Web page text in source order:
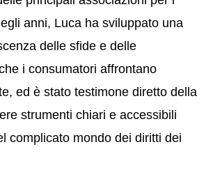
anni, Luca ha sviluppato una
delle sfide e delle
i consumatori affrontano
ed è stato testimone diretto della
strumenti chiari e accessibili
complicato mondo dei diritti dei